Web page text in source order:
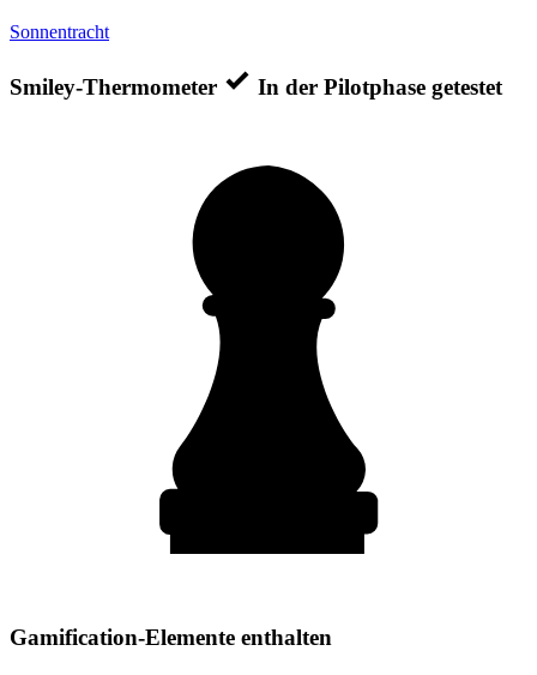
Sonnentracht
Smiley-Thermometer In der Pilotphase getestet
Gamification-Elemente enthalten